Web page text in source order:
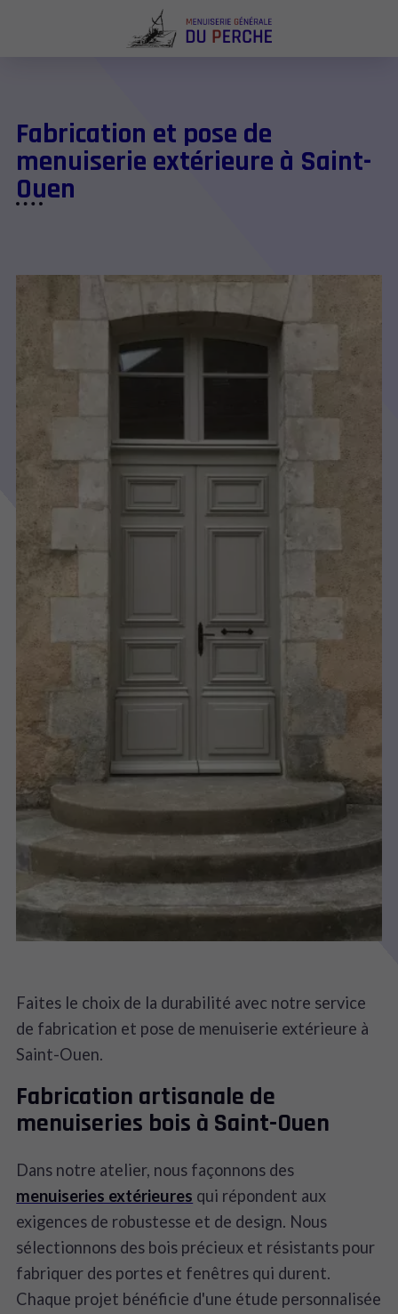
Fabrication et pose de
menuiserie extérieure à Saint-
Ouen
Faites le choix de la durabilité avec notre service
de fabrication et pose de menuiserie extérieure à
Saint-Ouen.
Fabrication artisanale de
menuiseries bois à Saint-Ouen
Dans notre atelier, nous façonnons des
menuiseries extérieures qui répondent aux
exigences de robustesse et de design. Nous
sélectionnons des bois précieux et résistants pour
fabriquer des portes et fenêtres qui durent.
Chaque projet bénéficie d'une étude personnalisée